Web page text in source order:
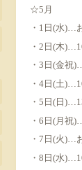
☆5月
・1日(水)…
・2日(木
・3日(金祝
・4日(土
・5日(日
・6日(月祝
・7日(火)…
・8日(水